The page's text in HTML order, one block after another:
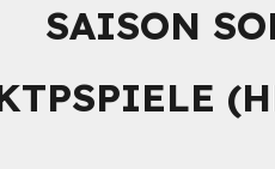
SAISON